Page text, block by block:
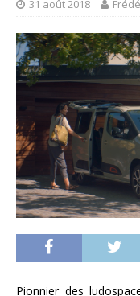
31 août 2018
Pionnier des